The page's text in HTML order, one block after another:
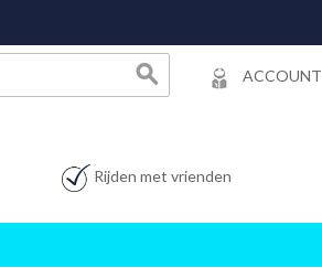
ACCOUNT
Rijden met vrienden